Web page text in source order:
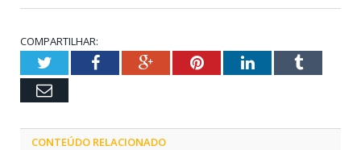
COMPARTILHAR:
TwitterFacebookGoogle+PinterestLinkedInTumblr
Email
CONTEÚDO RELACIONADO